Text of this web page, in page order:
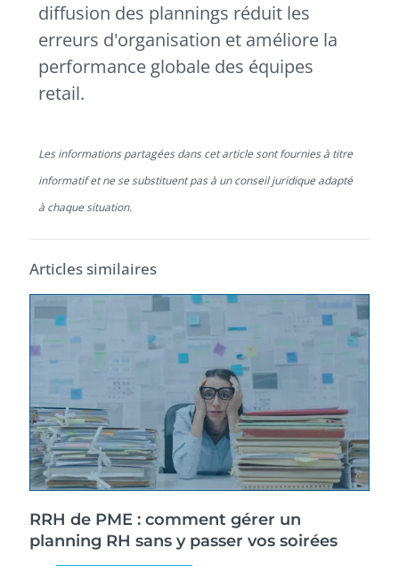
diffusion des plannings réduit les
erreurs d'organisation et améliore la
performance globale des équipes
retail.
Les informations partagées dans cet article sont fournies à titre
informatif et ne se substituent pas à un conseil juridique adapté
à chaque situation.
Articles similaires
RRH de PME : comment gérer un
planning RH sans y passer vos soirées